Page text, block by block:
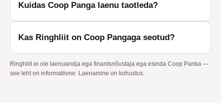
Kuidas Coop Panga laenu taotleda?
Kas Ringhliit on Coop Pangaga seotud?
Ringhliit ei ole laenuandja ega finantsnõustaja ega esinda Coop Panka —
see leht on informatiivne. Laenamine on kohustus.